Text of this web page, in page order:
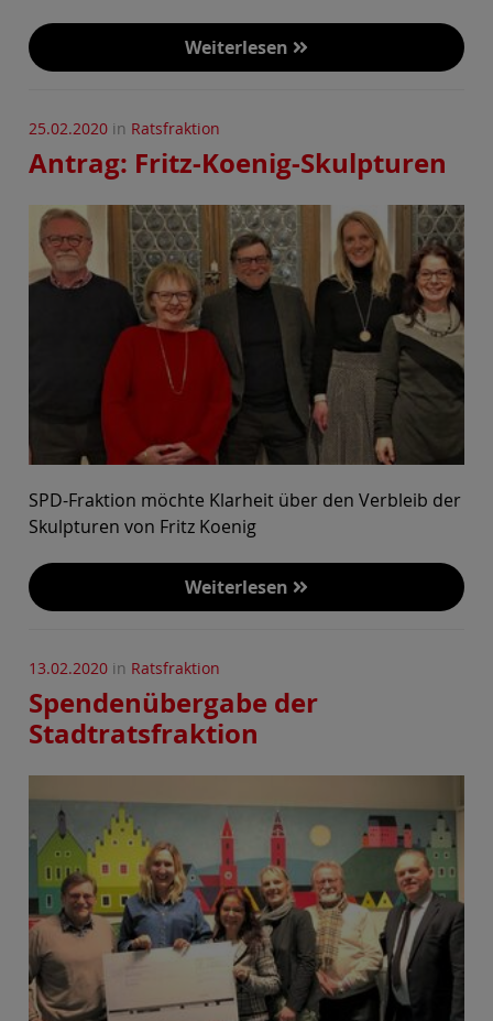
Weiterlesen
25.02.2020 in Ratsfraktion
Antrag: Fritz-Koenig-Skulpturen
SPD-Fraktion möchte Klarheit über den Verbleib der
Skulpturen von Fritz Koenig
Weiterlesen
13.02.2020 in Ratsfraktion
Spendenübergabe der
Stadtratsfraktion